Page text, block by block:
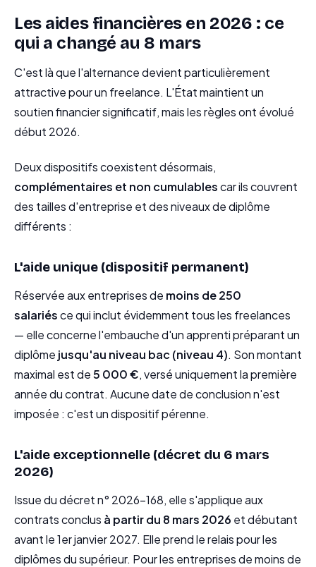
Les aides financières en 2026 : ce
qui a changé au 8 mars
C'est là que l'alternance devient particulièrement
attractive pour un freelance. L'État maintient un
soutien financier significatif, mais les règles ont évolué
début 2026.
Deux dispositifs coexistent désormais,
complémentaires et non cumulablescar ils couvrent
des tailles d'entreprise et des niveaux de diplôme
différents :
L'aide unique (dispositif permanent)
Réservée aux entreprises de moins de 250
salariésce qui inclut évidemment tous les freelances
— elle concerne l'embauche d'un apprenti préparant un
diplôme jusqu'au niveau bac (niveau 4). Son montant
maximal est de5 000 €, versé uniquement la première
année du contrat. Aucune date de conclusion n'est
imposée : c'est un dispositif pérenne.
L'aide exceptionnelle (décret du 6 mars
2026)
Issue du décret n° 2026-168, elle s'applique aux
contrats conclus à partir du 8 mars 2026 et débutant
avant le 1er janvier 2027. Elle prend le relais pour les
diplômes du supérieur. Pour les entreprises de moins de